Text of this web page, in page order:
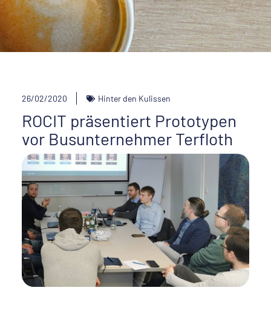
26/02/2020 Hinter den Kulissen
ROCIT präsentiert Prototypen
vor Busunternehmer Terfloth